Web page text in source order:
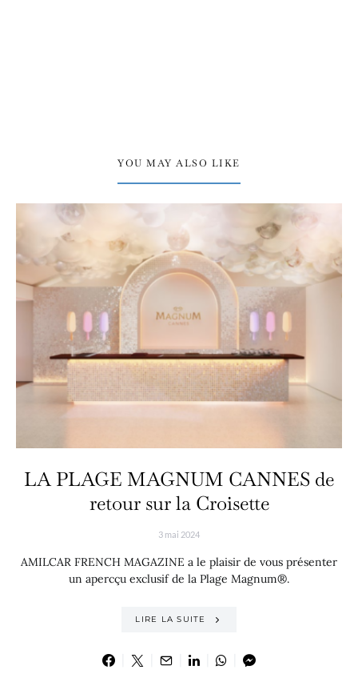
YOU MAY ALSO LIKE
LA PLAGE MAGNUM CANNES de
retour sur la Croisette
3 mai 2024
AMILCAR FRENCH MAGAZINE a le plaisir de vous présenter
un apercçu exclusif de la Plage Magnum®.
LIRE LA SUITE